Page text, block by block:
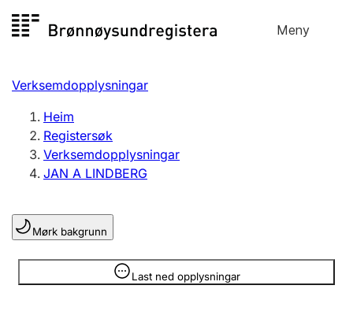
til
Meny
Registersøk
Aksjeselskap
Enkeltpersonføretak
Registrere, endre, slette
Lag og foreining
Registrere, endre, slette
Verksemdopplysningar
Heim
Registersøk
Verksemdopplysningar
JAN A LINDBERG
Mørk bakgrunn
Last ned opplysningar
Opplysninger er skjult